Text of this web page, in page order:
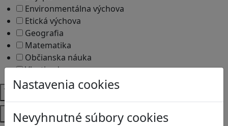
Nastavenia cookies
Nevyhnutné súbory cookies
Environmentálna výchova
Etická výchova
Geografia
Matematika
Občianska náuka
Vlastiveda
Témy
Platformy